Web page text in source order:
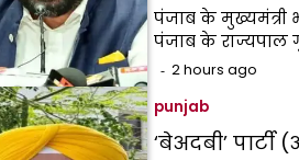
पंजाब के
पंजाब के राज्यपाल
2 hours ago
punjab
‘बेअदबी’